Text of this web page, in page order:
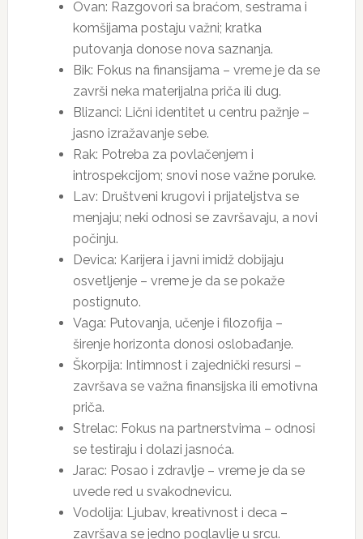
Ovan: Razgovori sa braćom, sestrama i
komšijama postaju važni; kratka
putovanja donose nova saznanja.
Bik: Fokus na finansijama – vreme je da se
završi neka materijalna priča ili dug.
Blizanci: Lični identitet u centru pažnje –
jasno izražavanje sebe.
Rak: Potreba za povlačenjem i
introspekcijom; snovi nose važne poruke.
Lav: Društveni krugovi i prijateljstva se
menjaju; neki odnosi se završavaju, a novi
počinju.
Devica: Karijera i javni imidž dobijaju
osvetljenje – vreme je da se pokaže
postignuto.
Vaga: Putovanja, učenje i filozofija –
širenje horizonta donosi oslobađanje.
Škorpija: Intimnost i zajednički resursi –
završava se važna finansijska ili emotivna
priča.
Strelac: Fokus na partnerstvima – odnosi
se testiraju i dolazi jasnoća.
Jarac: Posao i zdravlje – vreme je da se
uvede red u svakodnevicu.
Vodolija: Ljubav, kreativnost i deca –
završava se jedno poglavlje u srcu.